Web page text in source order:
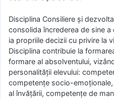
Disciplina Consiliere și
consolida încrederea de sine
ia propriile decizii cu privire la
Disciplina contribuie la
formare al absolventului,
personalității elevului:
competențe socio-
al învățării, competențe de